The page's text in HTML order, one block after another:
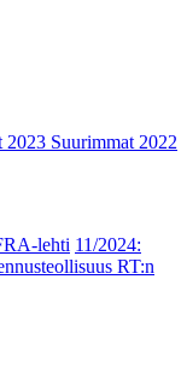
2023 Suurimmat 2022
lehti 11/2024:
RT:n